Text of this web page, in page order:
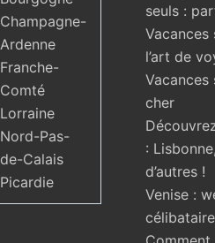
Champagne-
Ardenne
Franche-
Comté
Lorraine
Nord-Pas-
de-Calais
Picardie
seuls :
l’art de
Vacances
cher
:
d’autres !
Venise :